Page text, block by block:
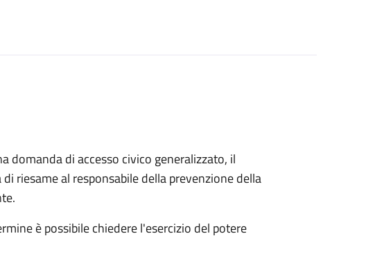
domanda di accesso civico generalizzato, il
riesame al responsabile della prevenzione della
è possibile chiedere l'esercizio del potere